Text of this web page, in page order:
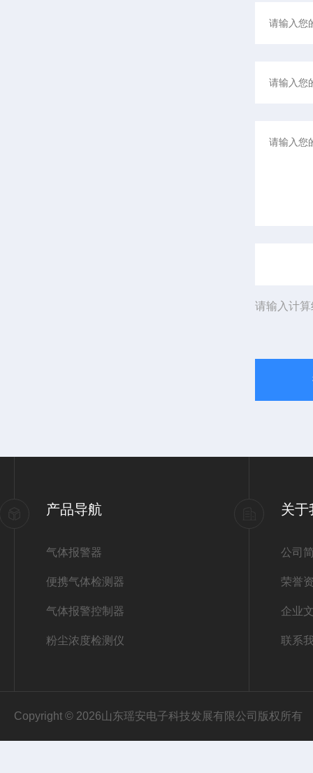
请输入计
产品导航
气体报警器
便携气体检测器
气体报警控制器
粉尘浓度检测仪
关于
公司
荣誉
企业
联系
Copyright © 2026山东瑶安电子科技发展有限公司版权所有